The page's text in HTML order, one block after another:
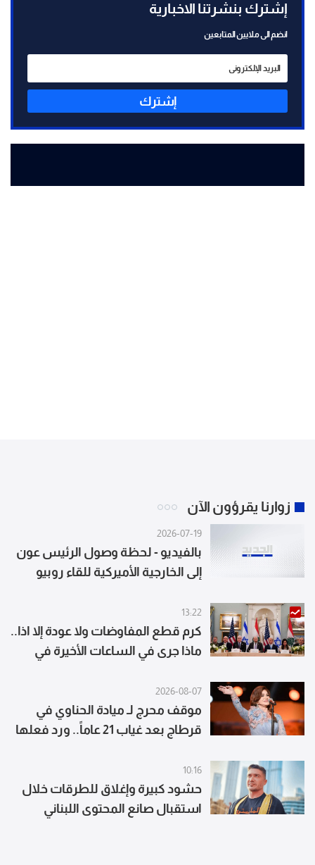
إشترك بنشرتنا الاخبارية
انضم الى ملايين المتابعين
إشترك
زوارنا يقرؤون الآن
2026-07-19
بالفيديو - لحظة وصول الرئيس عون
إلى الخارجية الأميركية للقاء روبيو
13:22
كرم قطع المفاوضات ولا عودة إلا اذا..
ماذا جرى في الساعات الأخيرة في
2026-08-07
موقف محرج لـ ميادة الحناوي في
قرطاج بعد غياب 21 عاماً.. ورد فعلها
10:16
حشود كبيرة وإغلاق للطرقات خلال
استقبال صانع المحتوى اللبناني